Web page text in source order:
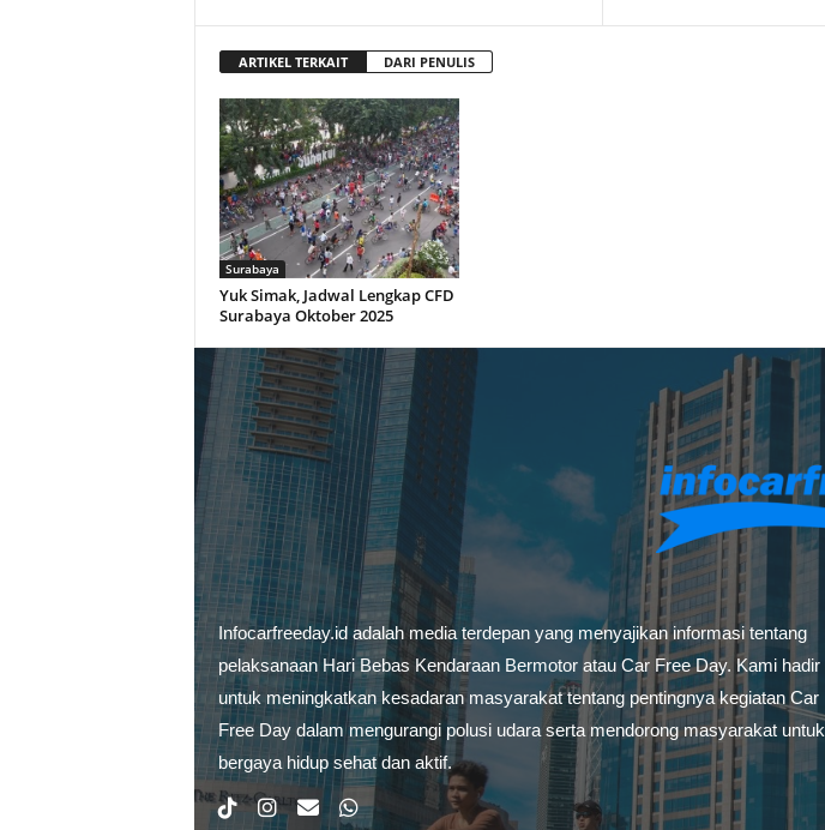
ARTIKEL TERKAIT DARI PENULIS
Surabaya
Yuk Simak, Jadwal Lengkap CFD
Surabaya Oktober 2025
Infocarfreeday.id adalah media terdepan yang menyajikan informasi tentang
pelaksanaan Hari Bebas Kendaraan Bermotor atau Car Free Day. Kami hadir
untuk meningkatkan kesadaran masyarakat tentang pentingnya kegiatan Car
Free Day dalam mengurangi polusi udara serta mendorong masyarakat untuk
bergaya hidup sehat dan aktif.